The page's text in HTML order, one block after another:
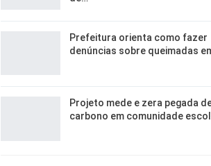
Prefeitura orienta como fazer
denúncias sobre queimadas
Projeto mede e zera pegada
carbono em comunidade